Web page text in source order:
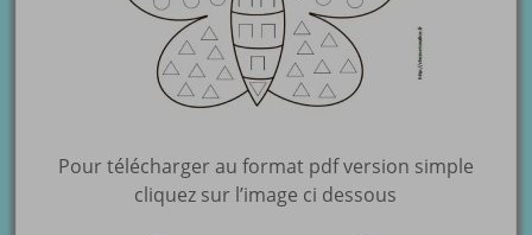
Pour télécharger au format pdf version simple
cliquez sur l’image ci dessous